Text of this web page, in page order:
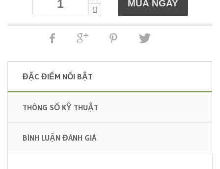
ĐẶC ĐIỂM NỔI BẬT
THÔNG SỐ KỸ THUẬT
BÌNH LUẬN ĐÁNH GIÁ